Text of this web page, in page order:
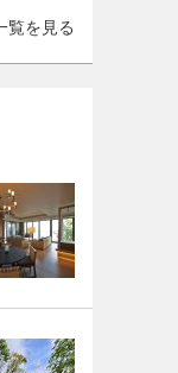
覧を見る